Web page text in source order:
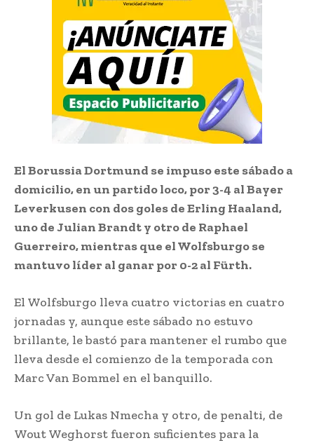
El Borussia Dortmund se impuso este sábado a
domicilio, en un partido loco, por 3-4 al Bayer
Leverkusen con dos goles de Erling Haaland,
uno de Julian Brandt y otro de Raphael
Guerreiro, mientras que el Wolfsburgo se
mantuvo líder al ganar por 0-2 al Fürth.
El Wolfsburgo lleva cuatro victorias en cuatro
jornadas y, aunque este sábado no estuvo
brillante, le bastó para mantener el rumbo que
lleva desde el comienzo de la temporada con
Marc Van Bommel en el banquillo.
Un gol de Lukas Nmecha y otro, de penalti, de
Wout Weghorst fueron suficientes para la